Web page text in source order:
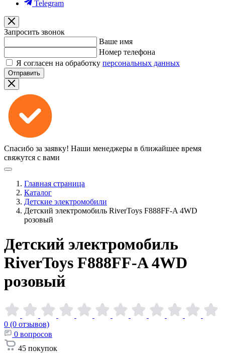
Telegram
Запросить звонок
Ваше имя
Номер телефона
Я согласен на обработку персональных данных
Отправить
Спасибо за заявку! Наши менеджеры в ближайшее время
свяжутся с вами
Главная страница
Каталог
Детские электромобили
Детский электромобиль RiverToys F888FF-A 4WD
розовый
Детский электромобиль
RiverToys F888FF-A 4WD
розовый
0 (0 отзывов)
0 вопросов
45 покупок